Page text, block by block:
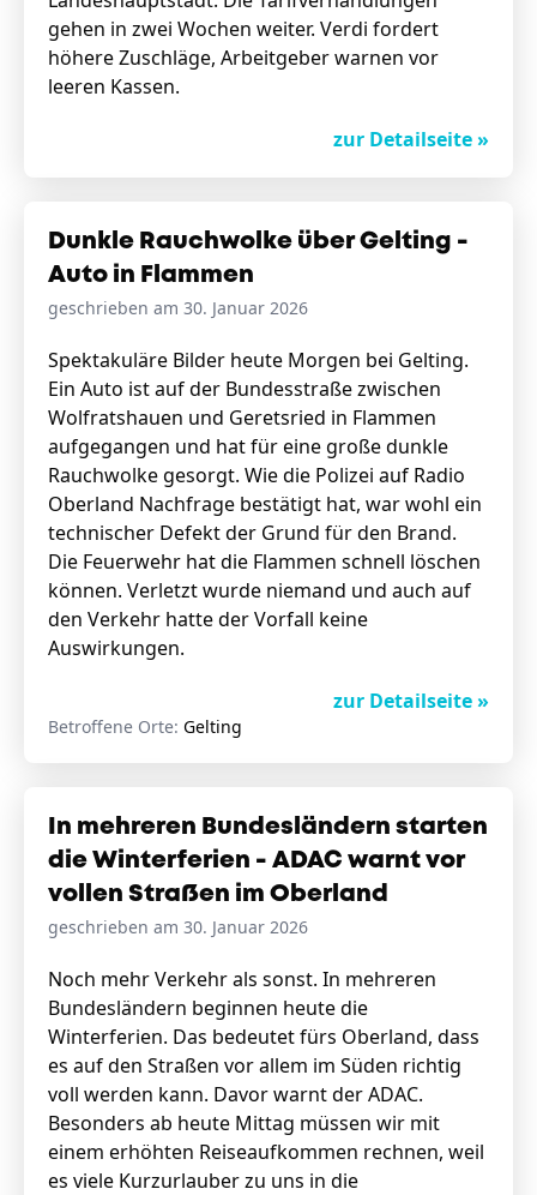
gehen in zwei Wochen weiter. Verdi fordert
höhere Zuschläge, Arbeitgeber warnen vor
leeren Kassen.
zur Detailseite »
Dunkle Rauchwolke über Gelting -
Auto in Flammen
geschrieben am 30. Januar 2026
Spektakuläre Bilder heute Morgen bei Gelting.
Ein Auto ist auf der Bundesstraße zwischen
Wolfratshauen und Geretsried in Flammen
aufgegangen und hat für eine große dunkle
Rauchwolke gesorgt. Wie die Polizei auf Radio
Oberland Nachfrage bestätigt hat, war wohl ein
technischer Defekt der Grund für den Brand.
Die Feuerwehr hat die Flammen schnell löschen
können. Verletzt wurde niemand und auch auf
den Verkehr hatte der Vorfall keine
Auswirkungen.
zur Detailseite »
Betroffene Orte: Gelting
In mehreren Bundesländern starten
die Winterferien - ADAC warnt vor
vollen Straßen im Oberland
geschrieben am 30. Januar 2026
Noch mehr Verkehr als sonst. In mehreren
Bundesländern beginnen heute die
Winterferien. Das bedeutet fürs Oberland, dass
es auf den Straßen vor allem im Süden richtig
voll werden kann. Davor warnt der ADAC.
Besonders ab heute Mittag müssen wir mit
einem erhöhten Reiseaufkommen rechnen, weil
es viele Kurzurlauber zu uns in die